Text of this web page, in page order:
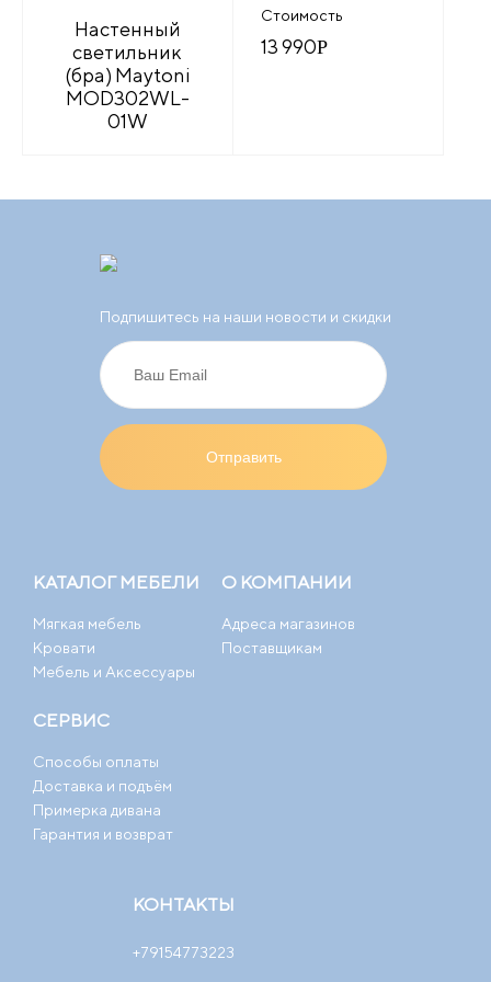
Настенный
светильник
(бра) Maytoni
MOD302WL-
01W
Стоимость
13 990Р
Подпишитесь на наши новости и скидки
КАТАЛОГ МЕБЕЛИ
Мягкая мебель
Кровати
Мебель и Аксессуары
О КОМПАНИИ
Адреса магазинов
Поставщикам
СЕРВИС
Способы оплаты
Доставка и подъём
Примерка дивана
Гарантия и возврат
КОНТАКТЫ
+79154773223